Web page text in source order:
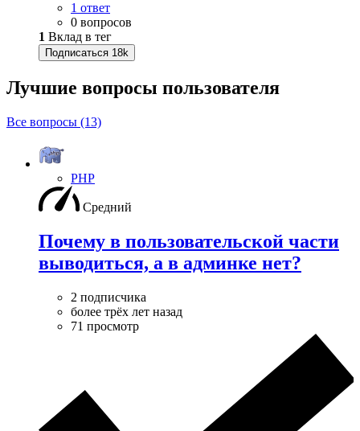
1 ответ
0 вопросов
1 Вклад в тег
Подписаться 18k
Лучшие вопросы пользователя
Все вопросы (13)
PHP
Средний
Почему в пользовательской части
выводиться, а в админке нет?
2 подписчика
более трёх лет назад
71 просмотр